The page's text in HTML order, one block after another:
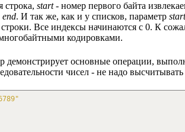
строка, start- номер первого байта
end. И так же, как и у списков, параметр start
Все индексы начинаются с 0. К
кодировками.
основные операции,
чисел - не надо